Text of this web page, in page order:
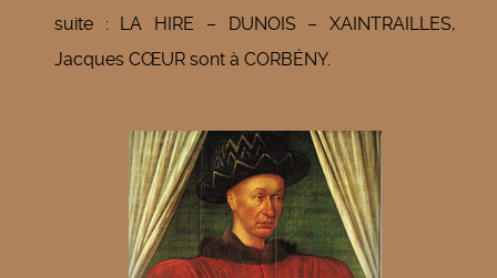
suite : LA HIRE – DUNOIS – XAINTRAILLES,
Jacques CŒUR sont à CORBÉNY.